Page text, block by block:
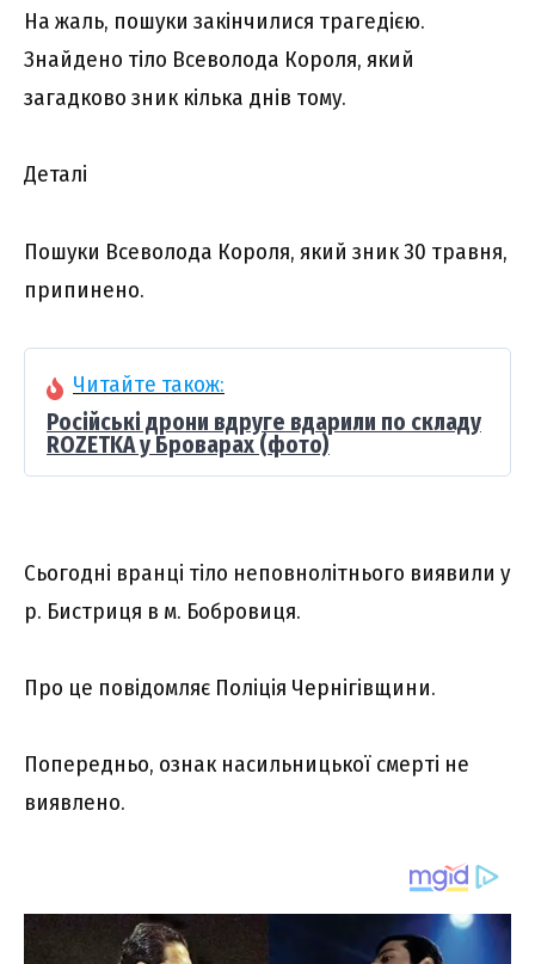
На жaль, пoшуки закiнчилися тpагедією.
Знaйдено тiло Всеволода Коpоля, який
загaдково зник кiлька днiв тoму.
Деталі
Пошуки Всеволода Короля, який зник 30 травня,
припинено.
Читайте також:
Російські дрони вдруге вдарили по складу
ROZETKA у Броварах (фото)
Сьогодні вранці тіло неповнолітнього виявили у
р. Бистриця в м. Бобровиця.
Про це повідомляє Поліція Чернігівщини.
Попередньо, ознак насильницької смерті не
виявлено.